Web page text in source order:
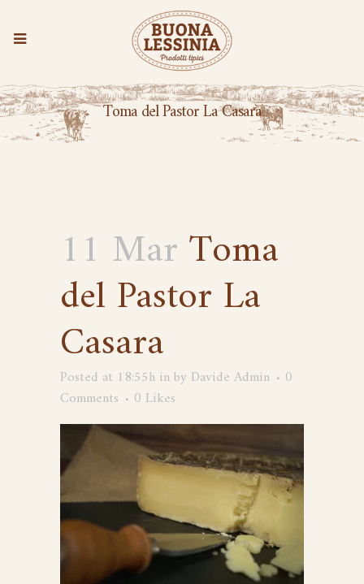
Toma del Pastor La Casara
11 MarToma
del Pastor La
Casara
Posted at 18:55h inby Davide Admin
0
Comments
0 Likes